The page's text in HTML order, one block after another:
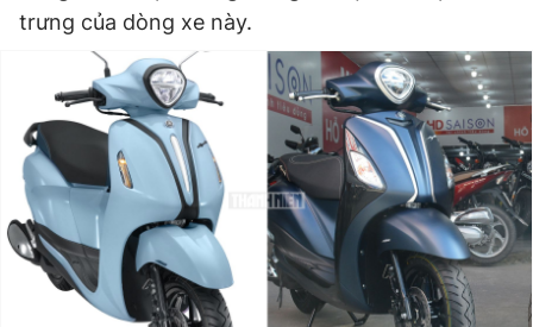
trưng của dòng xe này.